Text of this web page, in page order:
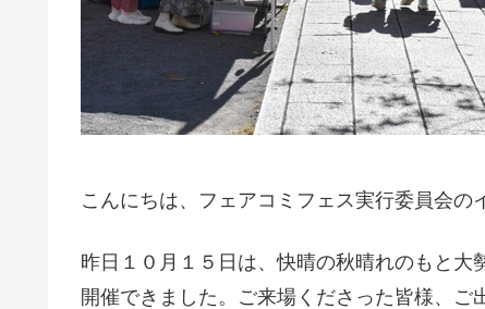
こんにちは、フェアコミフェス実行委員会の
昨日１０月１５日は、快晴の秋晴れのもと
開催できました。ご来場くださった皆様、